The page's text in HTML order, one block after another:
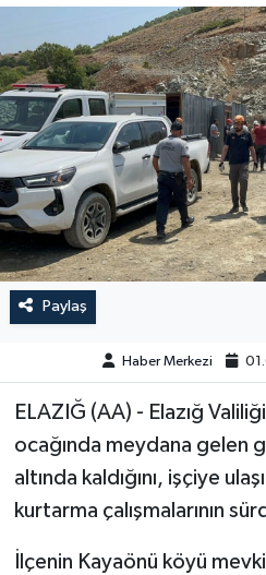
Paylaş
Haber Merkezi
ELAZIĞ (AA) - Elazığ
ocağında meydana gelen
altında kaldığını, işçiye
kurtarma çalışmalarının
İlçenin Kayaönü köyü
GÜNDEM
HABERDE İNSAN
KÜLTÜR-SANAT
MAGAZİN
MEDYA
ÖZEL HABER
POLİTİKA
SAĞLIK
SİYASET